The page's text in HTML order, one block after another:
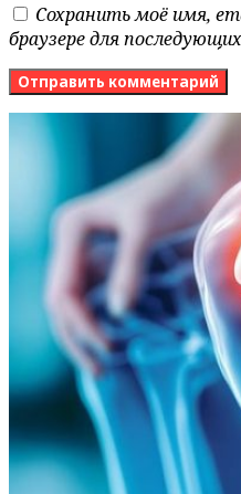
Сохранить моё имя,
браузере для